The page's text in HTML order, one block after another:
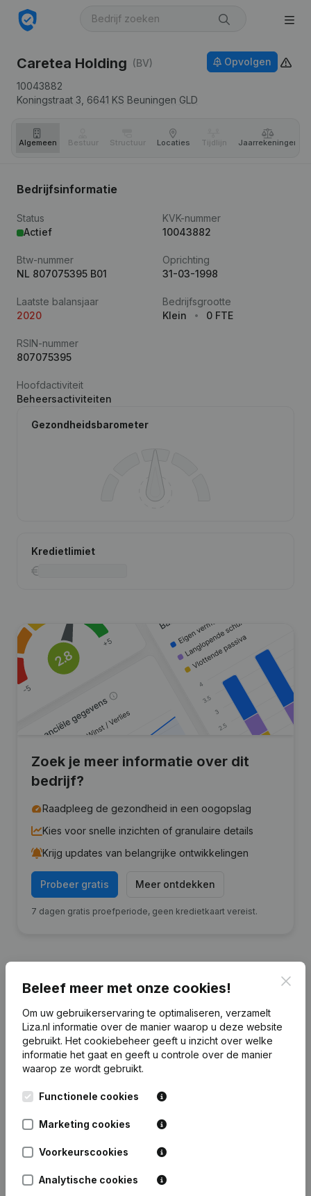
Caretea Holding (BV)
10043882
Koningstraat 3, 6641 KS Beuningen GLD
Opvolgen
Algemeen Bestuur Structuur Locaties Tijdlijn Jaar­rekeningen
Bedrijfsinformatie
Status
Actief
KVK-nummer
10043882
Btw-nummer
NL 807075395 B01
Oprichting
31-03-1998
Laatste balansjaar
2020
Bedrijfsgrootte
Klein
0 FTE
RSIN-nummer
807075395
Hoofdactiviteit
Beheersactiviteiten
Gezondheidsbarometer
Kredietlimiet
Zoek je meer informatie over dit
bedrijf?
Raadpleeg de gezondheid in een oogopslag
Kies voor snelle inzichten of granulaire details
Krijg updates van belangrijke ontwikkelingen
Probeer gratis Meer ontdekken
7 dagen gratis proefperiode, geen kredietkaart vereist.
Holding
2020 2019 2018
Eigen
vermogen
€2.176.828 €21.497.720
Beleef meer met onze cookies!
Om uw gebruikerservaring te optimaliseren, verzamelt
Liza.nl informatie over de manier waarop u deze website
gebruikt. Het cookiebeheer geeft u inzicht over welke
informatie het gaat en geeft u controle over de manier
waarop ze wordt gebruikt.
Functionele cookies
Marketing cookies
Voorkeurscookies
Analytische cookies